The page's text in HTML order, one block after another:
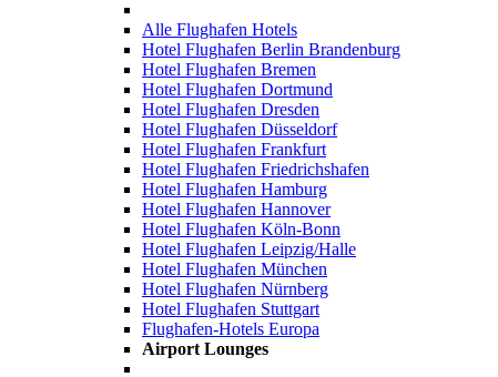
Alle Flughafen Hotels
Hotel Flughafen Berlin Brandenburg
Hotel Flughafen Bremen
Hotel Flughafen Dortmund
Hotel Flughafen Dresden
Hotel Flughafen Düsseldorf
Hotel Flughafen Frankfurt
Hotel Flughafen Friedrichshafen
Hotel Flughafen Hamburg
Hotel Flughafen Hannover
Hotel Flughafen Köln-Bonn
Hotel Flughafen Leipzig/Halle
Hotel Flughafen München
Hotel Flughafen Nürnberg
Hotel Flughafen Stuttgart
Flughafen-Hotels Europa
Airport Lounges